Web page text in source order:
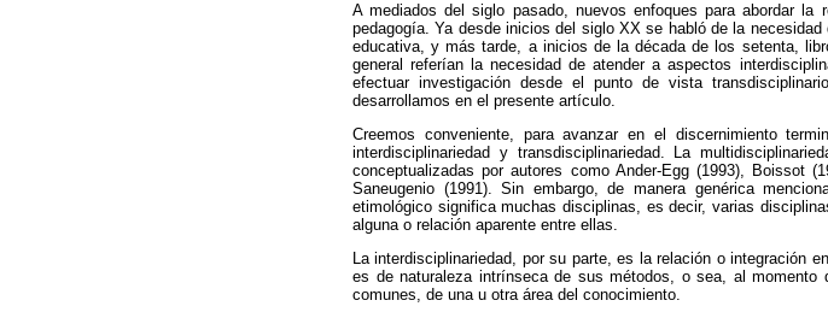
A mediados del siglo pasado, nuevos enfoques para abordar
pedagogía. Ya desde inicios del siglo XX se habló de la
educativa, y más tarde, a inicios de la década de los setenta,
general referían la necesidad de atender a aspectos
efectuar investigación desde el punto de vista
desarrollamos en el presente artículo.
Creemos conveniente, para avanzar en el discernimiento
interdisciplinariedad y transdisciplinariedad. La
conceptualizadas por autores como Ander-Egg (1993), Boissot
Saneugenio (1991). Sin embargo, de manera genérica
etimológico significa muchas disciplinas, es decir, varias
alguna o relación aparente entre ellas.
La interdisciplinariedad, por su parte, es la relación o integración
es de naturaleza intrínseca de sus métodos, o sea, al
comunes, de una u otra área del conocimiento.